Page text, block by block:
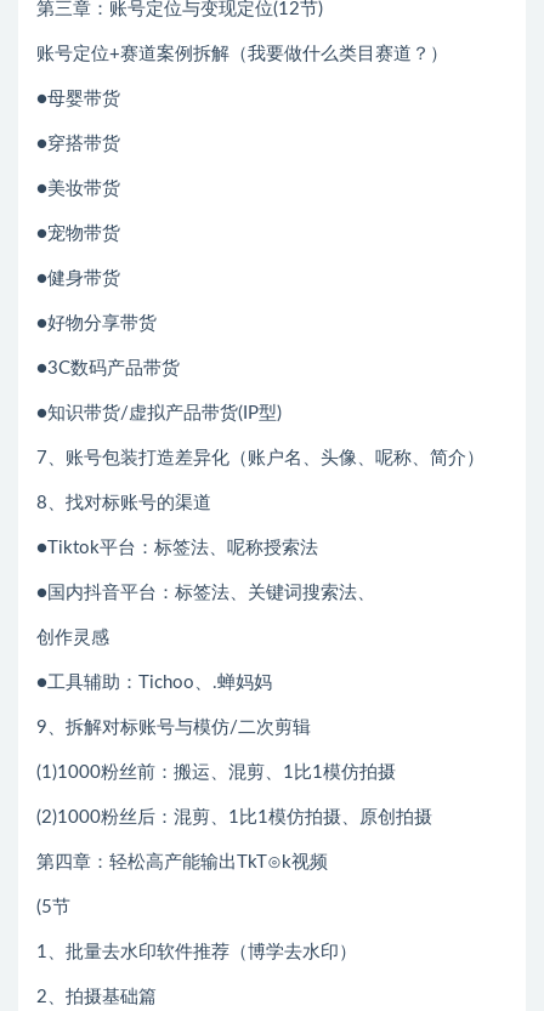
第三章：账号定位与变现定位(12节)
账号定位+赛道案例拆解（我要做什么类目赛道？）
●母婴带货
●穿搭带货
●美妆带货
●宠物带货
●健身带货
●好物分享带货
●3C数码产品带货
●知识带货/虚拟产品带货(IP型)
7、账号包装打造差异化（账户名、头像、呢称、简介）
8、找对标账号的渠道
●Tiktok平台：标签法、呢称授索法
●国内抖音平台：标签法、关键词搜索法、
创作灵感
●工具辅助：Tichoo、.蝉妈妈
9、拆解对标账号与模仿/二次剪辑
(1)1000粉丝前：搬运、混剪、1比1模仿拍摄
(2)1000粉丝后：混剪、1比1模仿拍摄、原创拍摄
第四章：轻松高产能输出TkT⊙k视频
(5节
1、批量去水印软件推荐（博学去水印）
2、拍摄基础篇